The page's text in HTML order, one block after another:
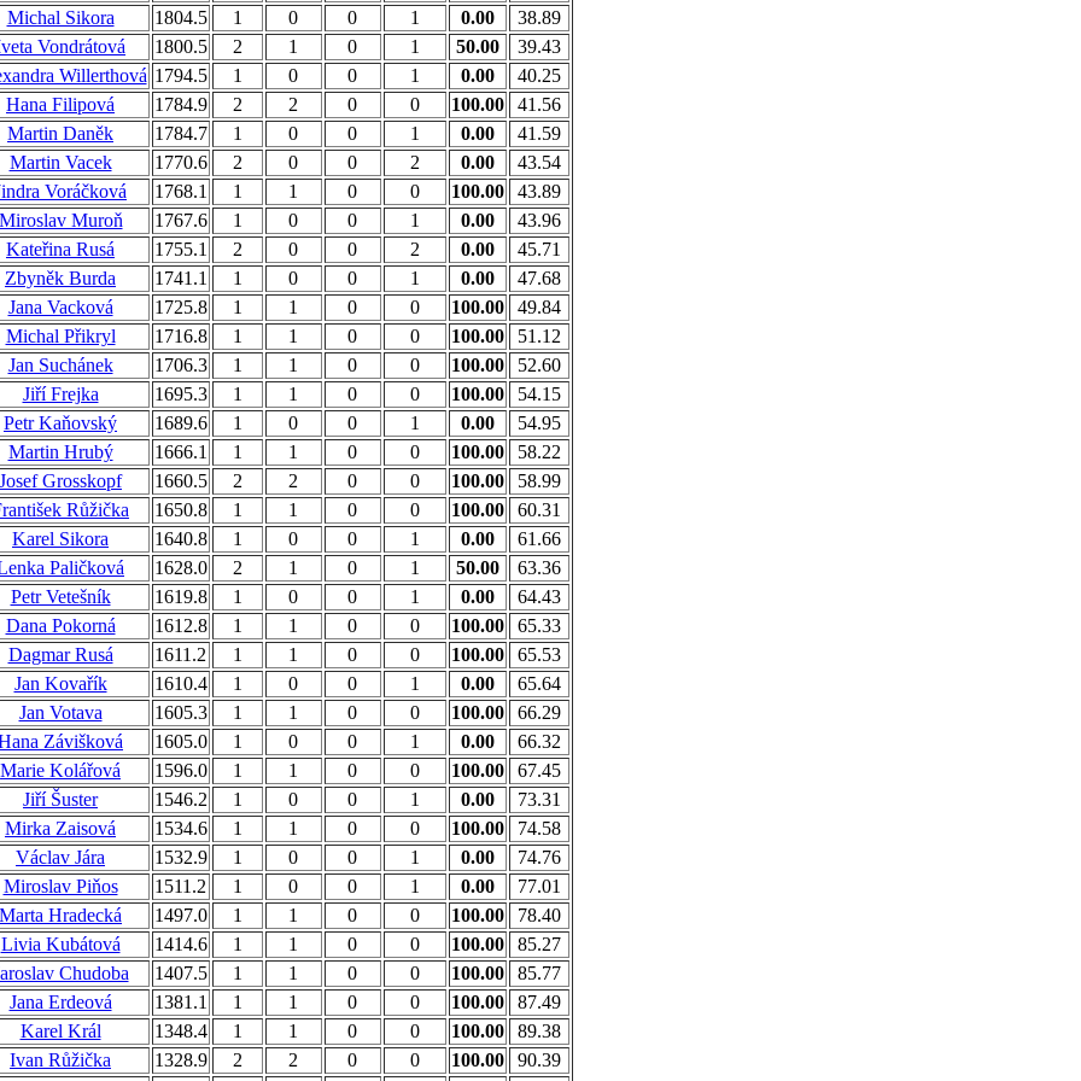
Michal Sikora
1804.5 1 0 0 1 0.00
38.89
Vondrátová
1800.5 2 1 0 1 50.00
39.43
Willerthová 1794.5 1 0 0 1 0.00
40.25
Hana Filipová
1784.9 2 2 0 0 100.00
41.56
Martin Daněk
1784.7 1 0 0 1 0.00
41.59
Martin Vacek
1770.6 2 0 0 2 0.00
43.54
Voráčková
1768.1 1 1 0 0 100.00
43.89
Miroslav Muroň
1767.6 1 0 0 1 0.00
43.96
Kateřina Rusá
1755.1 2 0 0 2 0.00
45.71
Zbyněk Burda
1741.1 1 0 0 1 0.00
47.68
Jana Vacková
1725.8 1 1 0 0 100.00
49.84
Michal Přikryl
1716.8 1 1 0 0 100.00
51.12
Jan Suchánek
1706.3 1 1 0 0 100.00
52.60
Jiří Frejka
1695.3 1 1 0 0 100.00
54.15
Petr Kaňovský
1689.6 1 0 0 1 0.00
54.95
Martin Hrubý
1666.1 1 1 0 0 100.00
58.22
Josef Grosskopf
1660.5 2 2 0 0 100.00
58.99
Růžička
1650.8 1 1 0 0 100.00
60.31
Karel Sikora
1640.8 1 0 0 1 0.00
61.66
Paličková
1628.0 2 1 0 1 50.00
63.36
Petr Vetešník
1619.8 1 0 0 1 0.00
64.43
Dana Pokorná
1612.8 1 1 0 0 100.00
65.33
Dagmar Rusá
1611.2 1 1 0 0 100.00
65.53
Jan Kovařík
1610.4 1 0 0 1 0.00
65.64
Jan Votava
1605.3 1 1 0 0 100.00
66.29
Závišková
1605.0 1 0 0 1 0.00
66.32
Marie Kolářová
1596.0 1 1 0 0 100.00
67.45
Jiří Šuster
1546.2 1 0 0 1 0.00
73.31
Mirka Zaisová
1534.6 1 1 0 0 100.00
74.58
Václav Jára
1532.9 1 0 0 1 0.00
74.76
Miroslav Piňos
1511.2 1 0 0 1 0.00
77.01
Marta Hradecká
1497.0 1 1 0 0 100.00
78.40
Livia Kubátová
1414.6 1 1 0 0 100.00
85.27
Chudoba
1407.5 1 1 0 0 100.00
85.77
Jana Erdeová
1381.1 1 1 0 0 100.00
87.49
Karel Král
1348.4 1 1 0 0 100.00
89.38
Ivan Růžička
1328.9 2 2 0 0 100.00
90.39